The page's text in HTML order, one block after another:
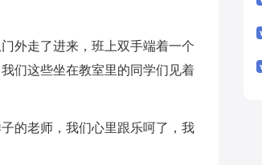
外走了进来，班上双手端着一个
们这些坐在教室里的同学们见着
的老师，我们心里跟乐呵了，我